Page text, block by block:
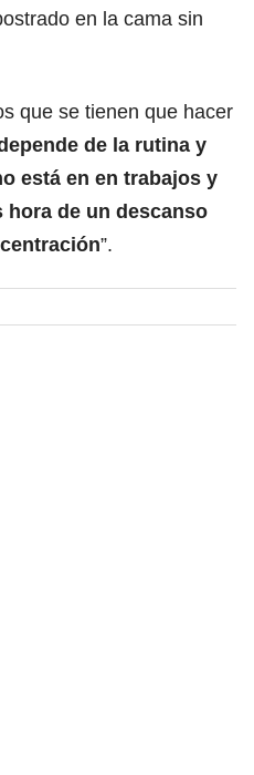
en la cama sin
que se tienen que hacer
de la rutina y
está en en trabajos y
hora de un descanso
”.